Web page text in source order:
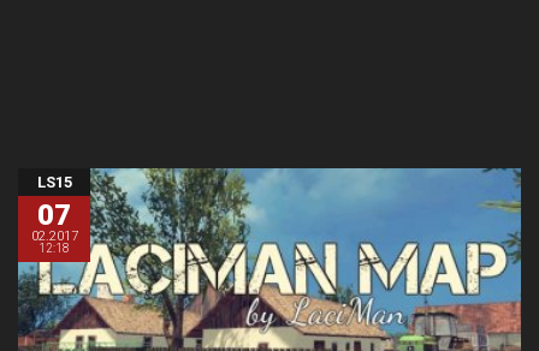
LS15
07
02.2017
12:18